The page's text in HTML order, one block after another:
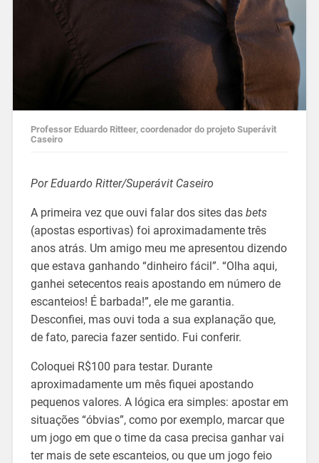
Professor Eduardo Ritteer, coordenador do projeto Superávit
Caseiro
Por Eduardo Ritter/Superávit Caseiro
A primeira vez que ouvi falar dos sites das bets
(apostas esportivas) foi aproximadamente três
anos atrás. Um amigo meu me apresentou dizendo
que estava ganhando “dinheiro fácil”. “Olha aqui,
ganhei setecentos reais apostando em número de
escanteios! É barbada!”, ele me garantia.
Desconfiei, mas ouvi toda a sua explanação que,
de fato, parecia fazer sentido. Fui conferir.
Coloquei R$100 para testar. Durante
aproximadamente um mês fiquei apostando
pequenos valores. A lógica era simples: apostar em
situações “óbvias”, como por exemplo, marcar que
um jogo em que o time da casa precisa ganhar vai
ter mais de sete escanteios, ou que um jogo feio